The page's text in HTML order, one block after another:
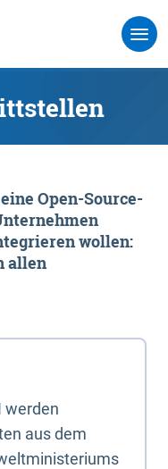
Open-Source-
wollen:
allen
werden
aus dem